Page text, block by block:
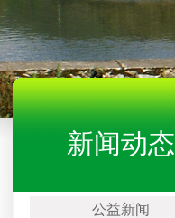
新闻动态
公益新闻